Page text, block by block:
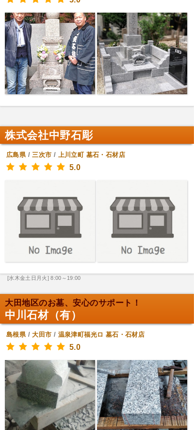
株式会社中野石彫
広島県/三次市 / 上川立町 墓石・石材店
5.0
[水木金土日月火] 8:00～19:00
大田地区のお墓、安心のサポート！
中川石材（有）
島根県/大田市 / 温泉津町福光ロ 墓石・石材店
5.0